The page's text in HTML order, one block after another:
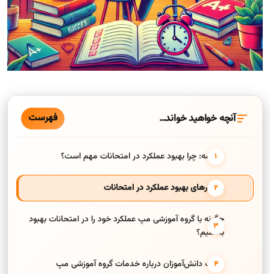
آنچه خواهید خواند… فهرست
مقدمه: چرا بهبود عملکرد در امتحانات مهم است؟
راهکارهای بهبود عملکرد در امتحانات
چگونه با گروه آموزشی مپ عملکرد خود را در امتحانات بهبود
بخشیم؟
نظرات دانش‌آموزان درباره خدمات گروه آموزشی مپ